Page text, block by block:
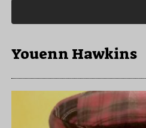
Youenn Hawkins